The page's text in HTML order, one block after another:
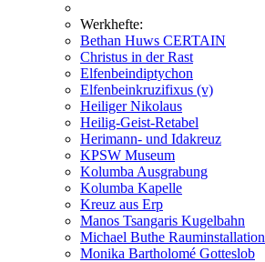
Werkhefte:
Bethan Huws CERTAIN
Christus in der Rast
Elfenbeindiptychon
Elfenbeinkruzifixus (v)
Heiliger Nikolaus
Heilig-Geist-Retabel
Herimann- und Idakreuz
KPSW Museum
Kolumba Ausgrabung
Kolumba Kapelle
Kreuz aus Erp
Manos Tsangaris Kugelbahn
Michael Buthe Rauminstallation
Monika Bartholomé Gotteslob